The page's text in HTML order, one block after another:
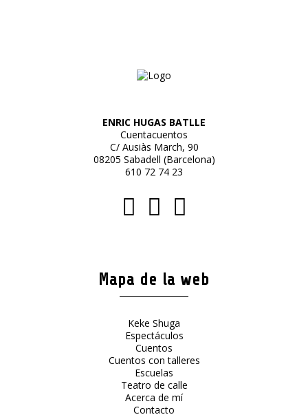
ENRIC HUGAS BATLLE
Cuentacuentos
C/ Ausiàs March, 90
08205 Sabadell (Barcelona)
610 72 74 23
Mapa de la web
Keke Shuga
Espectáculos
Cuentos
Cuentos con talleres
Escuelas
Teatro de calle
Acerca de mí
Contacto